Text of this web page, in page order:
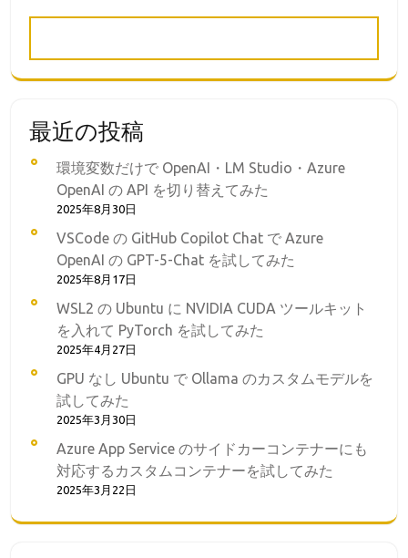
シ
ョ
ン
最近の投稿
環境変数だけで OpenAI・LM Studio・Azure
OpenAI の API を切り替えてみた
2025年8月30日
VSCode の GitHub Copilot Chat で Azure
OpenAI の GPT-5-Chat を試してみた
2025年8月17日
WSL2 の Ubuntu に NVIDIA CUDA ツールキット
を入れて PyTorch を試してみた
2025年4月27日
GPU なし Ubuntu で Ollama のカスタムモデルを
試してみた
2025年3月30日
Azure App Service のサイドカーコンテナーにも
対応するカスタムコンテナーを試してみた
2025年3月22日